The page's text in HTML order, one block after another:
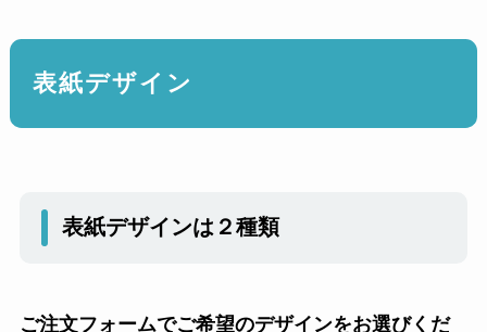
表紙デザイン
表紙デザインは２種類
ご注文フォームでご希望のデザインをお選びくだ